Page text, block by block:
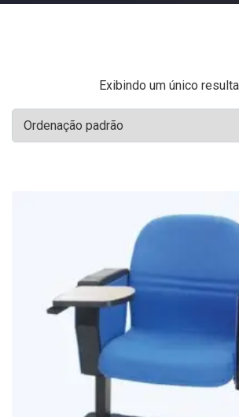
Exibindo um único